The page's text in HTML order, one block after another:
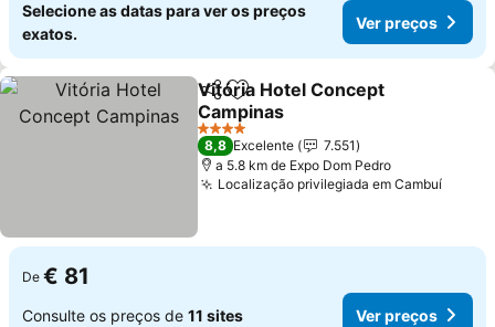
Selecione as datas para ver os preços
exatos.
Ver preços
PartilharAdicionar aos favoritos
Vitória Hotel Concept
Campinas
4 Estrelas
8,8 Excelente
7.551
a 5.8 km de Expo Dom Pedro
Localização privilegiada em Cambuí
De € 81
Consulte os preços de 11 sites Ver preços